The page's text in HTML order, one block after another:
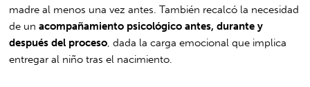
madre al menos una vez antes. También recalcó la necesidad
de unacompañamiento psicológico antes, durante y
después del proceso, dada la carga emocional que implica
entregar al niño tras el nacimiento.